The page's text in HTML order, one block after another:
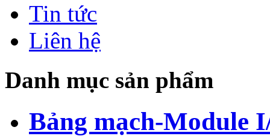
Tin tức
Liên hệ
Danh mục sản phẩm
Bảng mạch-Module